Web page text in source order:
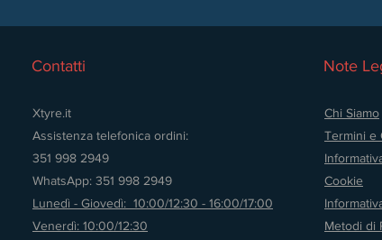
Contatti
Xtyre.it
Assistenza telefonica ordini:
351 998 2949
WhatsApp: 351 998 2949
Lunedì - Giovedì: 10:00/12:30 - 16:00/17:00
Venerdì: 10:00/12:30
Note
Chi Siamo
Termini e
Cookie
Metodi di